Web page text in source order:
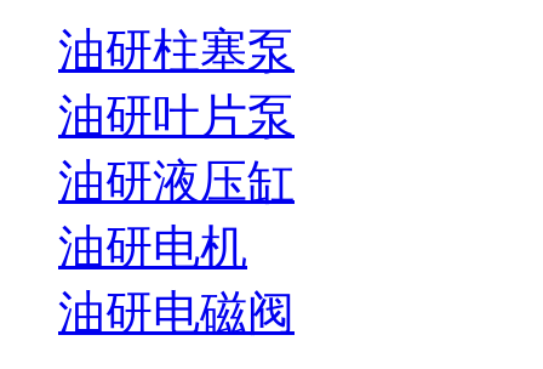
油研柱塞泵
油研叶片泵
油研液压缸
油研电机
油研电磁阀